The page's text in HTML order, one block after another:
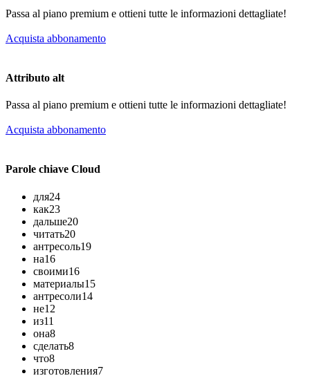
Passa al piano premium e ottieni tutte le informazioni dettagliate!
Acquista abbonamento
Attributo alt
Passa al piano premium e ottieni tutte le informazioni dettagliate!
Acquista abbonamento
Parole chiave Cloud
для24
как23
дальше20
читать20
антресоль19
на16
своими16
материалы15
антресоли14
не12
из11
она8
сделать8
что8
изготовления7